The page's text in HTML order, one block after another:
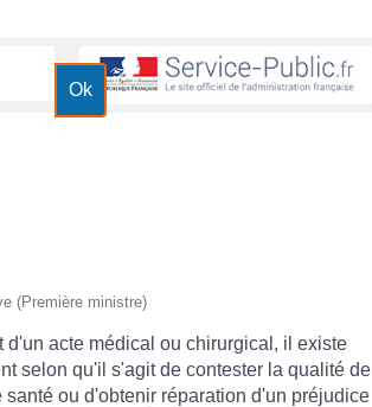
(Première ministre)
acte médical ou chirurgical, il existe
selon qu'il s'agit de contester la qualité de
ou d'obtenir réparation d'un préjudice